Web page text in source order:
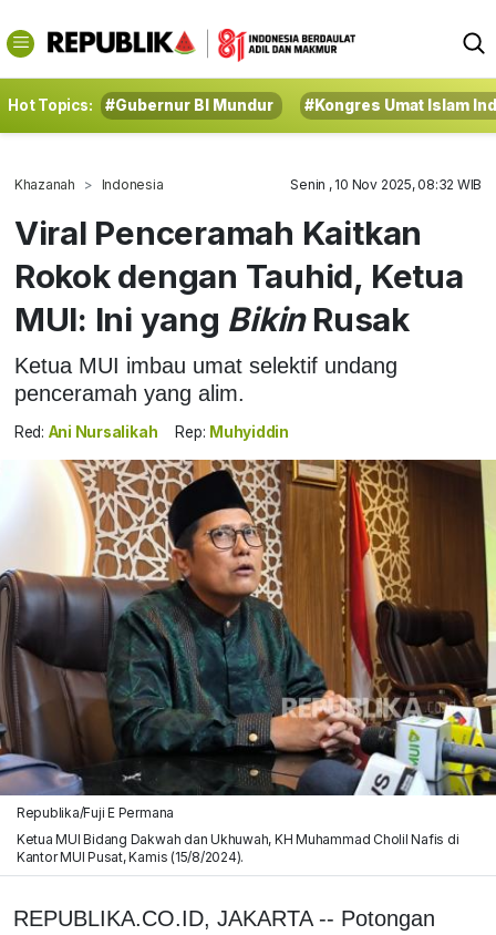
Hot Topics: #Gubernur BI Mundur #Kongres Umat Islam
Khazanah Indonesia Senin , 10 Nov 2025, 08:32 WIB
Viral Penceramah Kaitkan
Rokok dengan Tauhid, Ketua
MUI: Ini yang BikinRusak
Ketua MUI imbau umat selektif undang
penceramah yang alim.
Red: Ani Nursalikah Rep: Muhyiddin
Republika/Fuji E Permana
Ketua MUI Bidang Dakwah dan Ukhuwah, KH Muhammad Cholil Nafis di
Kantor MUI Pusat, Kamis (15/8/2024).
REPUBLIKA.CO.ID, JAKARTA -- Potongan